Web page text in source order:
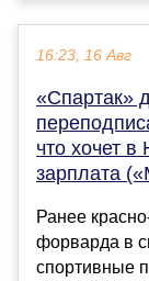
16:23, 16 Авг
«Спартак»
что хочет
зарплата
Ранее
форварда в
спортивные